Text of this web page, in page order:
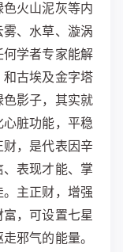
火山泥灰等内
、水草、漩涡
学者专家能解
古埃及金字塔
影子，其实就
脏功能，平稳
，是代表因辛
表现才能、掌
主正财，增强
，可设置七星
邪气的能量。